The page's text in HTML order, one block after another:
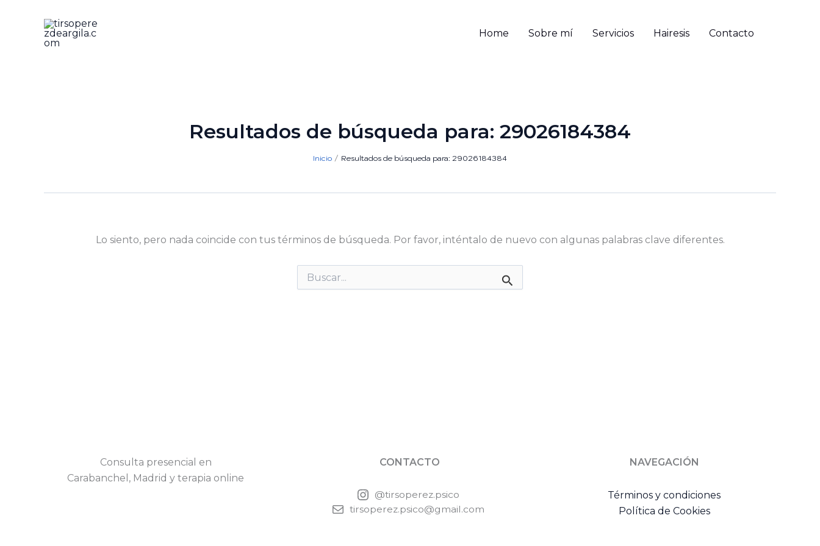
contenido
Home Sobre mí Servicios Hairesis Contacto
Resultados de búsqueda para: 29026184384
Inicio Resultados de búsqueda para: 29026184384
Lo siento, pero nada coincide con tus términos de búsqueda. Por favor, inténtalo de nuevo con algunas palabras clave diferentes.
Buscar
por:
Consulta presencial en
Carabanchel, Madrid y terapia online
CONTACTO
@tirsoperez.psico
tirsoperez.psico@gmail.com
NAVEGACIÓN
Términos y condiciones
Política de Cookies